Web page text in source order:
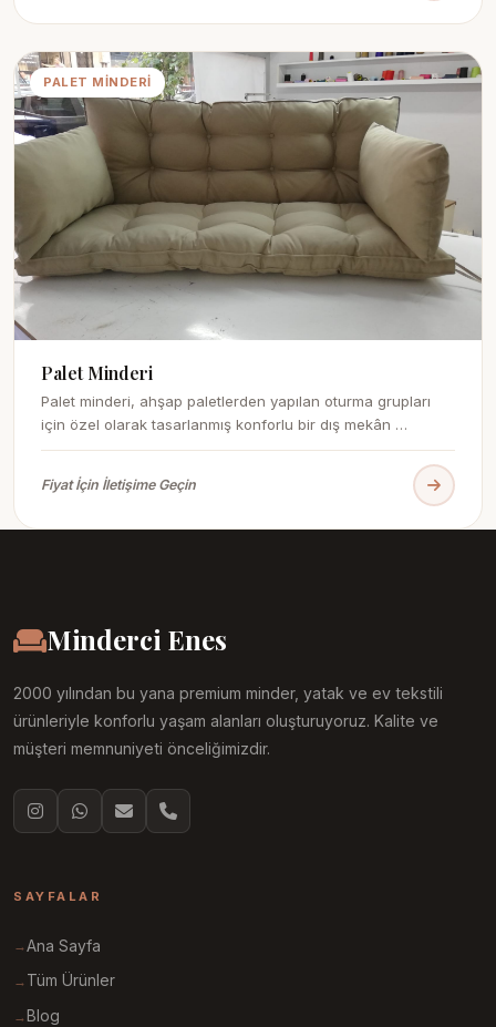
PALET MINDERI
Palet Minderi
Palet minderi, ahşap paletlerden yapılan oturma grupları
için özel olarak tasarlanmış konforlu bir dış mekân …
Fiyat İçin İletişime Geçin
Minderci Enes
2000 yılından bu yana premium minder, yatak ve ev tekstili
ürünleriyle konforlu yaşam alanları oluşturuyoruz. Kalite ve
müşteri memnuniyeti önceliğimizdir.
SAYFALAR
Ana Sayfa
Tüm Ürünler
Blog